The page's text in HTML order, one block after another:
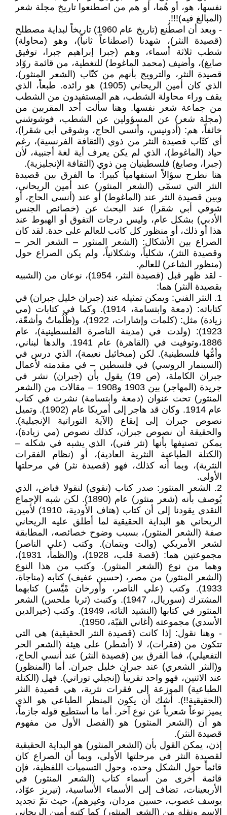
نفسها، هو، أو هُما، أو هم من اصطنعوا تاريخ مجلة شعر
(المبالغ فيه)!!!.
- وبعد أن اصطُنع (تاريخ عام 1960) تاريخاً لبداية مصطلح
(قصيدة النثر)، شهدنا (اصطناعاً ثانياً)، وهو (محاولة)
شطب ثلاثة أسماء، وهم (جبرا إبراهيم جبرا، توفيق
صايغ)، وأضيف (محمد الماغوط) للتغطية، من قائمة روّاد
قصيدة النثر، والترويج بأنهم من كتّاب (الشعر المنثور)،
الذي كان أمين الريحاني (1905) هو رائده. طبعاً، الذي
يقف وراء محاولة الشطب، هم المستفيدون من الشطب
من جماعة شعر نفسها. وهنا سألت أحد المقربين من
(مجلة شعر) عن المسؤولين عن الشطب، فوشوشني
خائفاً، هم: (أدونيس، وأنسي الحاج، وشوقي أبي شقرا)،
أي كتّاب قصيدة النثر من ذوي (الثقافة الفرنسية)، رغم
حياد (الماغوط)، الذي لم يكن يعرف أية لغة أجنبية، لأن
(جبرا، وصايغ) فلسطينيان من ذوي (الثقافة الإنجليزية).
هنا نطرح سؤالاً استفهامياً كبيراً: ما الفرق بين قصيدة
النثر التي تسمّى (الشعر المنثور) عند أمين الريحاني،
وبين قصيدة النثر عند (الماغوط) أو عند (أنسي الحاج، أو
شوقي أبي شقرا) عند البحث عن (خصائص الجنس
الأدبي) بشكل عام، وليس درجات التفوق أو الهبوط عند
هذا أو ذلك، أو منظور كل كاتب للعالم على حدة. لقد كان
الصراع بين الأشكال: (الشعر المنثور – الشعر الحر –
وقصيدة النثر)، شكلياً، وشكلانياً، ولم يكن الصراع حول
(منظور الشاعر) للعالم.
- لقد ظهر قبل (قصيدة النثر، 1954)، نوعان من (الشبيه
بقصيدة النثر) هما:
1. النثر الفني: ويمكن تمثيله عند (جبران خليل جبران) في
كتاباته: (دمعة وابتسامة، 1914). وكما في كتابات (مي
زيادة) مثل: (كلمات وإشارات، 1922)، و(ظُلُماتٌ وأشعّة،
1923): (ولدت في (مدينة الناصرة الفلسطينية)، عام
1886،وتوفيت في (القاهرة) عام 1941. والدها لبناني،
وأمُّها فلسطينية). لكن (ميخائيل نعيمة)، الذي درس في
(السينمار الروسي) في فلسطين – في مقدمته لأعمال
جبران الكاملة، (ص 19) يقول بأن (جبران) نشر في
جريدة (المهاجر) بين 1903 و1908 – مقالات من (الشعر
المنثور) تحت عنوان (دمعة وابتسامة) نشرت في كتاب
عام 1914. وكان قد هاجر إلى أمريكا عام (1902). وتميل
نصوص جبران إلى إيقاع (الآية التوراتية الإنجيلية).
والحقيقة أن نصوص جبران، كذلك نصوص (مي زيادة)،
يمكن تصنيفها بأنها (نثر فني)، الذي يشبه في شكله –
(الكتلة الطباعية النثرية العادية)، أو (نظام الفقرات
النثرية)، وبما أنه كذلك، فهو (قصيدة نثر) في مرحلتها
الأولى.
2. الشعر المنثور: صدر كتاب (تقوى) لنقولا فياض، الذي
يُوصف بأنه (شعر منثور) عام (1890). لكن شبه الإجماع
النقدي يقودنا إلى أن كتاب (هتاف الأودية، 1910) لأمين
الريحاني هو البداية الحقيقية لما أطلق عليه الريحاني
صفة (الشعر المنثور)، بسبب وضوح خصائصه، المطابقة
لشعر الأمريكي (والت ويتمان). وكتب (علي الناصر)
مجموعتين هما: (قصة قلب، 1928)، و(الظمأ، 1931)،
وهما من نوع (الشعر المنثور). وكتب من هذا النوع
(الشعر المنثور) من مصر، (حسين عفيف) كتابه (مناجاة،
1933). وكتب (علي الناصر، وأورخان مْيَّسر) كتابهما
المشترك (سوريال، 1947). وكتبت (ثريا ملحس) الشعر
المنثور في كتابها (النشيد التائه، 1949). وكتب (خيرالدين
الأسدي) مجموعته (أغاني القبّة، 1950).
- وهنا نقول: إذا كانت (قصيدة النثر الحقيقية) هي التي
تتكون من (فقرات)، لا (أشطر) على هيئة (الشعر الحر
التفعيلي)، فما الفرق بين (قصيدة النثر) عند أنسي الحاج،
و(النثر الشعري) عند جبران خليل جبران. أما (المنظور)
عند الاثنين، فهو واحد تقريباً (إنجيلي توراتي). فهل (الكتلة
الطباعية) الموزعة إلى فقرات نثرية، هي قصيدة النثر
(الحقيقية!!). أشك أن يكون المنظر الطباعي هو الذي
يميز نوعاً شعرياً عن نوع آخر. أما ما أستطيع قوله جازماً،
هو أن (الشعر المنثور) هو (الفصل الأول من مفهوم
قصيدة النثر).
إذن، يمكن القول بأن (الشعر المنثور) هو البداية الحقيقية
لقصيدة النثر في مرحلتها الأولى، وبما أن الصراع كان
قائماً حول الشكل وحده، وحول التسميات اللفظية، فإن
قائمة أخرى من أسماء كتاب (الشعر المنثور) في
الأربعينات، تضاف إلى الأسماء الأساسية، (تيريز عوّاد،
يوسف غصوب، حسين مردان، وغيرهم)، حيث تمّ تجديد
الاسم ونقله من (الشعر المنثور) كما كتبه أمين الريحاني